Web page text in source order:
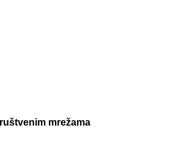
mrežama